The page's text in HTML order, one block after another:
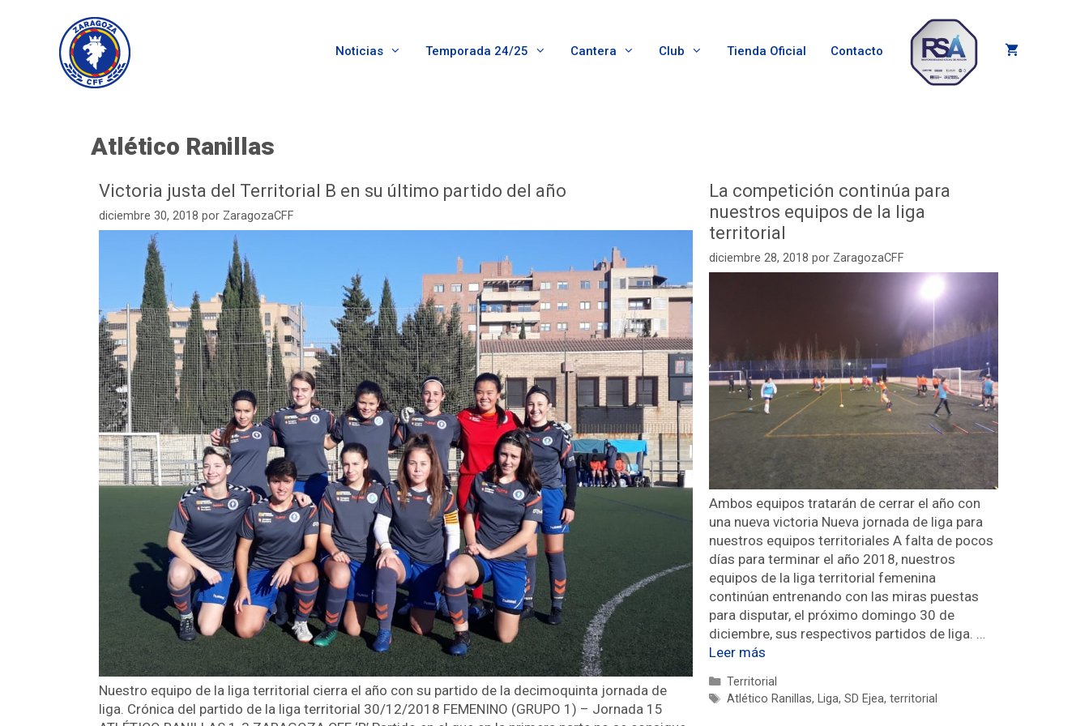
Noticias Temporada 24/25 Cantera Club Tienda Oficial Contacto
Atlético Ranillas
Victoria justa del Territorial B en su último partido del año
diciembre 30, 2018 por ZaragozaCFF
Nuestro equipo de la liga territorial cierra el año con su partido de la decimoquinta jornada de
liga. Crónica del partido de la liga territorial 30/12/2018 FEMENINO (GRUPO 1) – Jornada 15
La competición continúa para
nuestros equipos de la liga
territorial
diciembre 28, 2018 por ZaragozaCFF
Ambos equipos tratarán de cerrar el año con
una nueva victoria Nueva jornada de liga para
nuestros equipos territoriales A falta de pocos
días para terminar el año 2018, nuestros
equipos de la liga territorial femenina
continúan entrenando con las miras puestas
para disputar, el próximo domingo 30 de
diciembre, sus respectivos partidos de liga. …
Leer más
Territorial
Atlético Ranillas, Liga, SD Ejea, territorial